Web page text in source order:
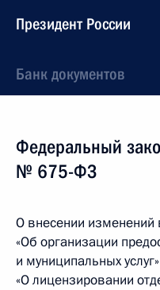
Президент России
Банк документов
Федеральный
№ 675-ФЗ
О внесении
«Об организации
и муниципальных
«О лицензировании